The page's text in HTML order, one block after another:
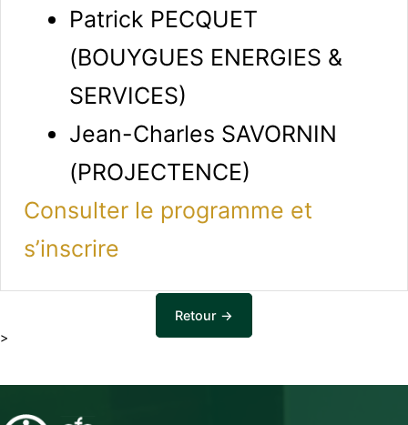
Patrick PECQUET
(BOUYGUES ENERGIES &
SERVICES)
Jean-Charles SAVORNIN
(PROJECTENCE)
Consulter le programme et
s’inscrire
Retour →
>